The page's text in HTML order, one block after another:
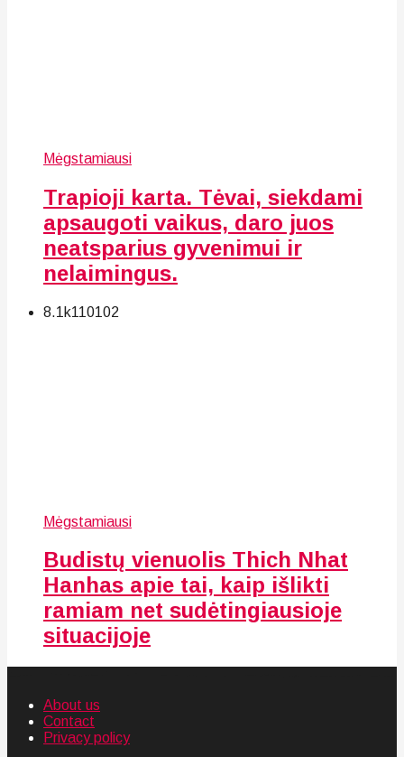
Mėgstamiausi
Trapioji karta. Tėvai, siekdami
apsaugoti vaikus, daro juos
neatsparius gyvenimui ir
nelaimingus.
8.1k110102
Mėgstamiausi
Budistų vienuolis Thich Nhat
Hanhas apie tai, kaip išlikti
ramiam net sudėtingiausioje
situacijoje
About us
Contact
Privacy policy